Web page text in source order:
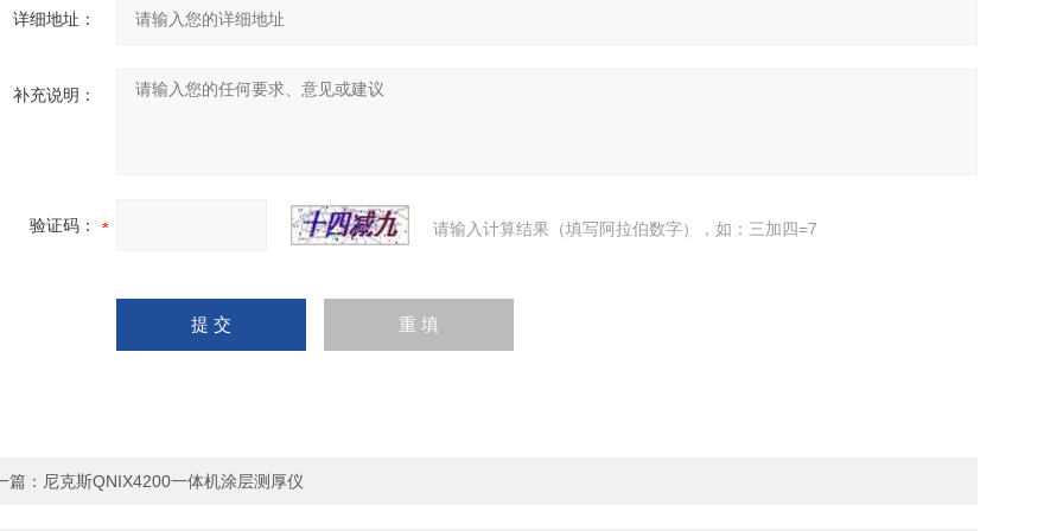
详细地址：
补充说明：
验证码： 请输入计算结果（填写阿拉伯数字），如：三加四=7
篇： 尼克斯QNIX4200一体机涂层测厚仪